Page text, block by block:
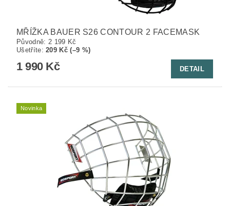
MŘÍŽKA BAUER S26 CONTOUR 2 FACEMASK
Původně: 2 199 Kč
Ušetříte:209 Kč (–9 %)
1 990 Kč DETAIL
Novinka